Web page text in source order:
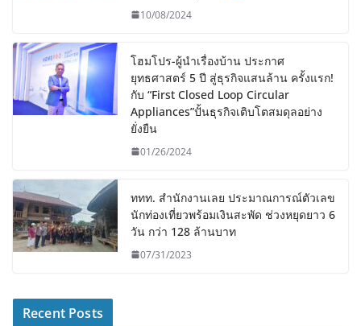
10/08/2024
โฮมโปร-ผู้นำเรื่องบ้าน ประกาศ
ยุทธศาสตร์ 5 ปี สู่ธุรกิจแสนล้าน ครั้งแรก!
กับ “First Closed Loop Circular
Appliances”ปั้นธุรกิจเติบโตสมดุลอย่าง
ยั่งยืน
01/26/2024
ททท. สำนักงานเลย ประมาณการณ์ตัวเลข
นักท่องเที่ยวพร้อมเงินสะพัด ช่วงหยุดยาว 6
วัน กว่า 128 ล้านบาท
07/31/2023
Recent Posts